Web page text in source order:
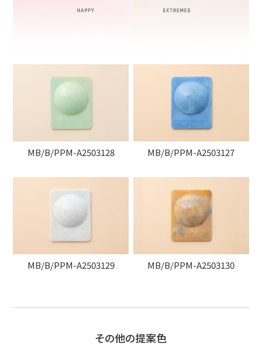
MB/B/PPM-A2503128 MB/B/PPM-A2503127
MB/B/PPM-A2503129 MB/B/PPM-A2503130
その他の提案色